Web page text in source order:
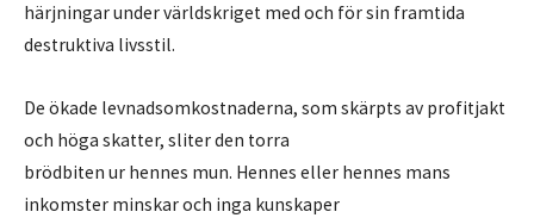
härjningar under världskriget med och för sin framtida
destruktiva livsstil.
De ökade levnadsomkostnaderna, som skärpts av profitjakt
och höga skatter, sliter den torra
brödbiten ur hennes mun. Hennes eller hennes mans
inkomster minskar och inga kunskaper